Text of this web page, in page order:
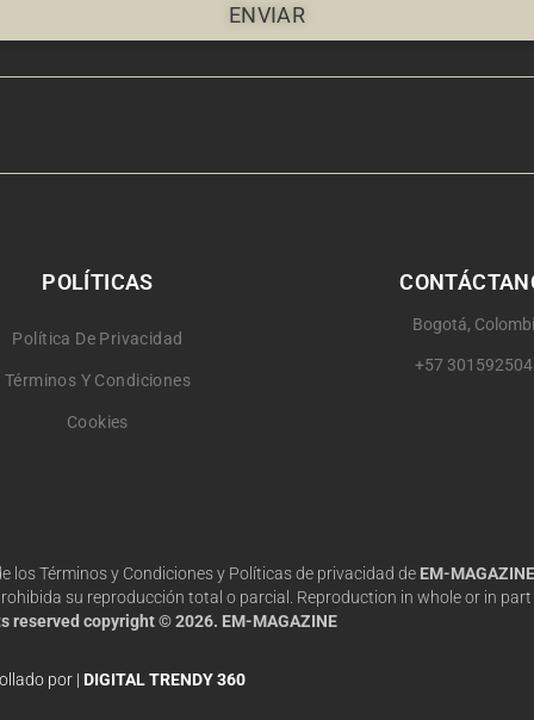
ENVIAR
POLÍTICAS
Política De Privacidad
Términos Y Condiciones
Cookies
Bogotá,
+57
los Términos y Condiciones y Políticas de privacidad de EM-MAGAZINE
su reproducción total o parcial. Reproduction in whole or in part
reserved copyright © 2026. EM-MAGAZINE
por | DIGITAL TRENDY 360